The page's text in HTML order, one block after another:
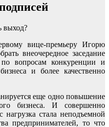
выход?
вице-премьеру Игорю
внеочередное заседание
по вопросам конкуренции и
и более качественно
еще одно повышение
бизнеса. И совершенно
стала неподъемной
предпринимателей, то что